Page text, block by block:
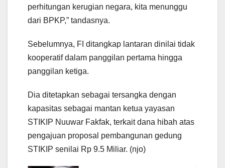
perhitungan kerugian negara, kita menunggu
dari BPKP,” tandasnya.
Sebelumnya, FI ditangkap lantaran dinilai tidak
kooperatif dalam panggilan pertama hingga
panggilan ketiga.
Dia ditetapkan sebagai tersangka dengan
kapasitas sebagai mantan ketua yayasan
STIKIP Nuuwar Fakfak, terkait dana hibah atas
pengajuan proposal pembangunan gedung
STIKIP senilai Rp 9.5 Miliar. (njo)